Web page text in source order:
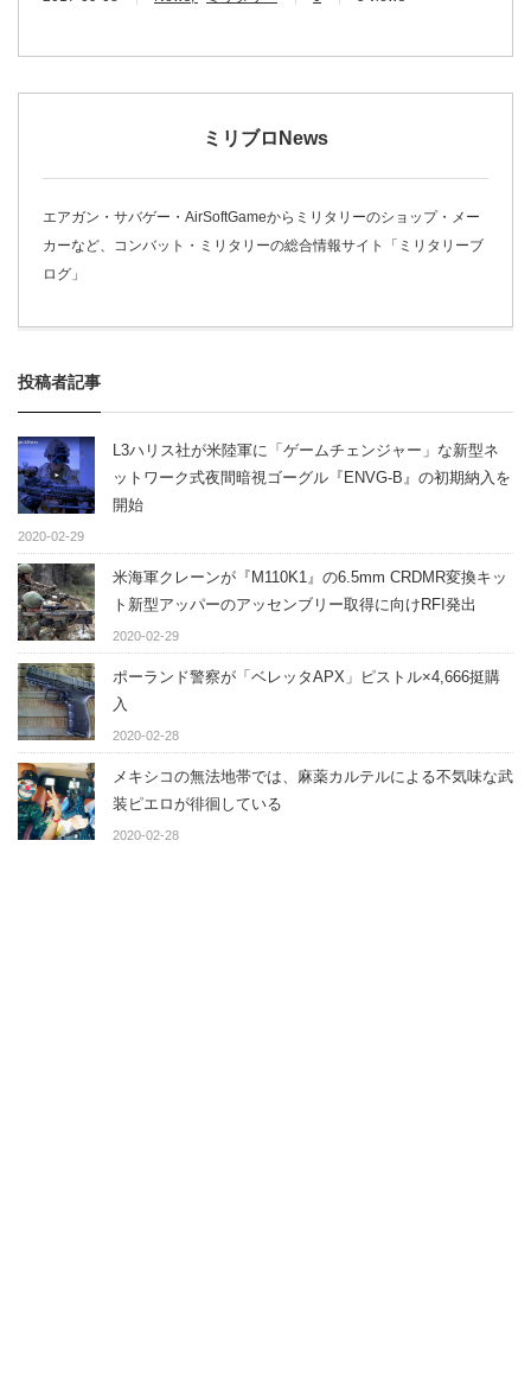
ミリブロNews
エアガン・サバゲー・AirSoftGameからミリタリーのショップ・メー
カーなど、コンバット・ミリタリーの総合情報サイト「ミリタリーブ
ログ」
投稿者記事
L3ハリス社が米陸軍に「ゲームチェンジャー」な新型ネ
ットワーク式夜間暗視ゴーグル『ENVG-B』の初期納入を
開始
2020-02-29
米海軍クレーンが『M110K1』の6.5mm CRDMR変換キッ
ト新型アッパーのアッセンブリー取得に向けRFI発出
2020-02-29
ポーランド警察が「ベレッタAPX」ピストル×4,666挺購
入
2020-02-28
メキシコの無法地帯では、麻薬カルテルによる不気味な武
装ピエロが徘徊している
2020-02-28